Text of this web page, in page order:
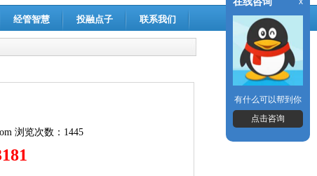
经管智慧 投融点子 联系我们
浏览次数：1445
有什么可以帮到你
点击咨询